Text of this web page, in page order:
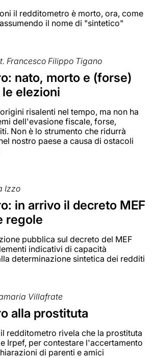
il redditometro è morto, ora, come
il nome di "sintetico"
Francesco Filippo Tigano
nato, morto e (forse)
elezioni
risalenti nel tempo, ma non ha
dell'evasione fiscale, forse,
Non è lo strumento che ridurrà
nostro paese a causa di ostacoli
Izzo
in arrivo il decreto MEF
regole
pubblica sul decreto del MEF
indicativi di capacità
determinazione sintetica dei redditi
Villafrate
alla prostituta
redditometro rivela che la prostituta
Irpef, per contestare l'accertamento
di parenti e amici